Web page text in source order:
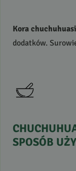
Kora
dodatków.
SPOSÓB